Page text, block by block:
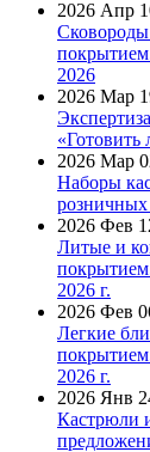
2026 Апр
2026
2026 Мар
«Готовить
2026 Мар
Наборы
2026 Фев
Литые и
2026 г.
2026 Фев
Легкие
2026 г.
2026 Янв
Кастрюли